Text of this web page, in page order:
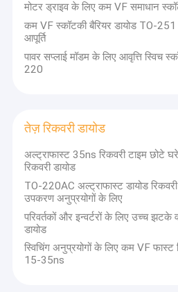
घर
उत्पाद
मोटर ड्राइव के लिए कम VF समाधान
कम VF स्कॉटकी बैरियर डायोड TO-
आपूर्ति
पावर सप्लाई मॉडम के लिए आवृत्ति स्विच
220
तेज़ रिकवरी डायोड
अल्ट्राफास्ट 35ns रिकवरी टाइम छोटे
रिकवरी डायोड
TO-220AC अल्ट्राफास्ट डायोड
उपकरण अनुप्रयोगों के लिए
परिवर्तकों और इन्वर्टरों के लिए उच्च झटके
डायोड
स्विचिंग अनुप्रयोगों के लिए कम VF फास्ट
15-35ns
गुआंग्डोंग लिंगक्सुन माइक्रोइलेक्ट्रॉनिक्स
लिमिटेड एक राष्ट्रीय उच्च तकनीक